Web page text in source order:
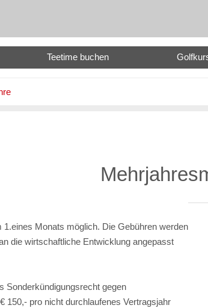
Teetime buchen
1.eines Monats möglich. Die Gebühren werden
die wirtschaftliche Entwicklung angepasst
Sonderkündigungsrecht gegen
150,- pro nicht durchlaufenes Vertragsjahr